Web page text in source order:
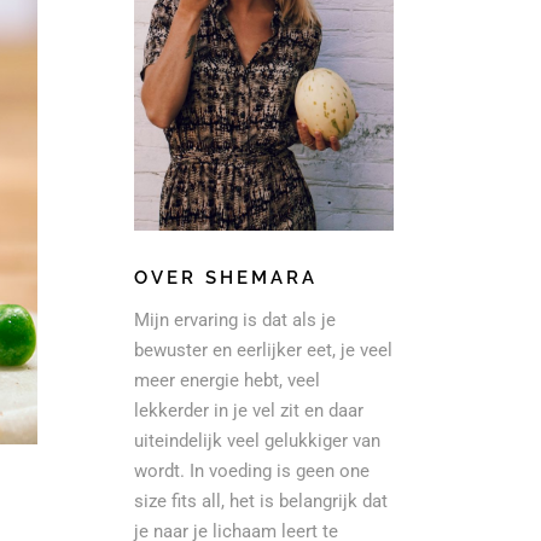
OVER SHEMARA
Mijn ervaring is dat als je
bewuster en eerlijker eet, je veel
meer energie hebt, veel
lekkerder in je vel zit en daar
uiteindelijk veel gelukkiger van
wordt. In voeding is geen one
size fits all, het is belangrijk dat
je naar je lichaam leert te